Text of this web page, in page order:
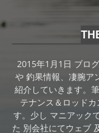
2015年1月1日 ブロ
や 釣果情報、凄腕ア
紹介していきます。
テナンス＆ロッド
す。少し マニアック
た 別会社にてウェブ